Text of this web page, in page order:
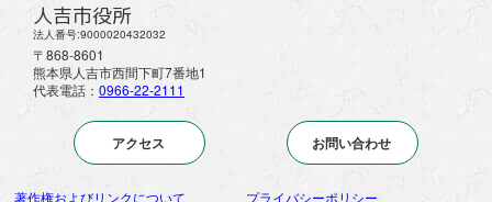
人吉市役所
法人番号:9000020432032
〒868-8601
熊本県人吉市西間下町7番地1
代表電話： 0966-22-2111
アクセス お問い合わせ
著作権およびリンクについて プライバシーポリシー